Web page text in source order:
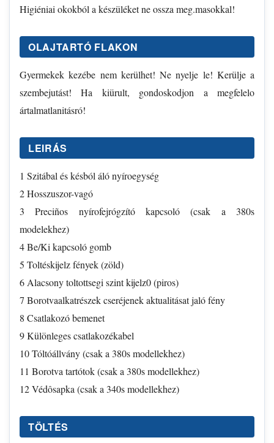
Higiéniai okokból a készüléket ne ossza meg.masokkal!
OLAJTARTÓ FLAKON
Gyermekek kezébe nem kerülhet! Ne nyelje le! Kerülje a
szembejutást! Ha kiürult, gondoskodjon a megfelelo
ártalmatlanitásró!
LEIRÁS
1 Szitábal és késból áló nyíroegység
2 Hosszuszor-vagó
3 Preciños nyírofejrógzító kapcsoló (csak a 380s
modelekhez)
4 Be/Ki kapcsoló gomb
5 Toltéskijelz fények (zöld)
6 Alacsony toltottsegi szint kijelz0 (piros)
7 Borotvaalkatrészek cseréjenek aktualitásat jaló fény
8 Csatlakozó bemenet
9 Különleges csatlakozékabel
10 Tóltóállvány (csak a 380s modellekhez)
11 Borotva tartótok (csak a 380s modellekhez)
12 Védôsapka (csak a 340s modellekhez)
TÖLTÉS